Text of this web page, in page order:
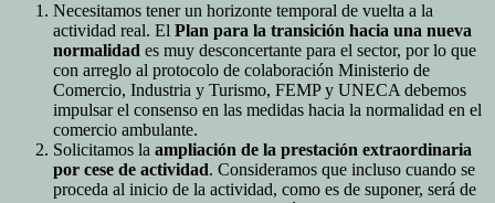
Necesitamos tener un horizonte temporal de vuelta a la
actividad real. El Plan para la transición hacia una nueva
normalidad es muy desconcertante para el sector, por lo que
con arreglo al protocolo de colaboración Ministerio de
Comercio, Industria y Turismo, FEMP y UNECA debemos
impulsar el consenso en las medidas hacia la normalidad en el
comercio ambulante.
Solicitamos la ampliación de la prestación extraordinaria
por cese de actividad. Consideramos que incluso cuando se
proceda al inicio de la actividad, como es de suponer, será de